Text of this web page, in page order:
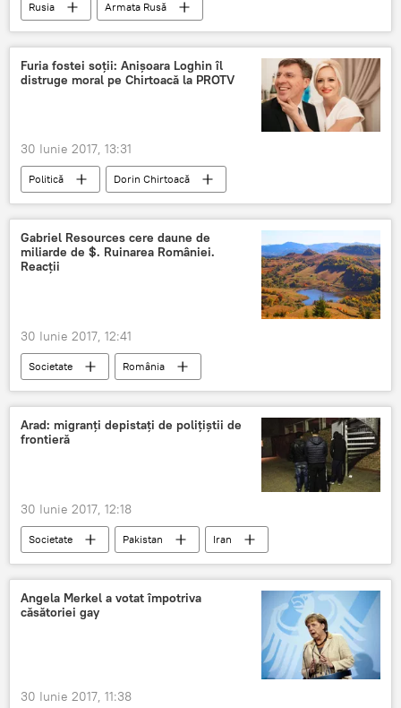
Rusia Armata Rusă
Furia fostei soții: Anișoara Loghin îl
distruge moral pe Chirtoacă la PROTV
30 Iunie 2017, 13:31
Politică
Dorin Chirtoacă
Anișoara Loghin
Divorț
Știri
Soție
Căsătorie
primăria
Relația dintre Anișoara Loghin și Dorin Chirtoacă
Gabriel Resources cere daune de
miliarde de $. Ruinarea României.
Reacţii
30 Iunie 2017, 12:41
Societate România
Arad: migranți depistați de polițiștii de
frontieră
30 Iunie 2017, 12:18
Societate Pakistan
Iran
Siria
Angela Merkel a votat împotriva
căsătoriei gay
30 Iunie 2017, 11:38